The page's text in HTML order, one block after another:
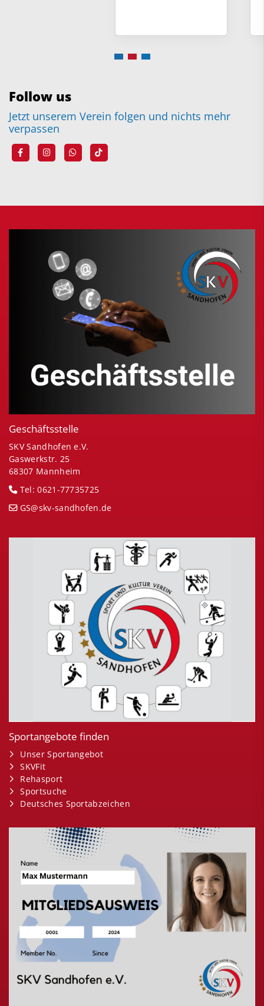
Follow us
Jetzt unserem Verein folgen und nichts mehr
verpassen
Geschäftsstelle
SKV Sandhofen e.V.
Gaswerkstr. 25
68307 Mannheim
Tel: 0621-77735725
GS@skv-sandhofen.de
Sportangebote finden
Unser Sportangebot
SKVFit
Rehasport
Sportsuche
Deutsches Sportabzeichen